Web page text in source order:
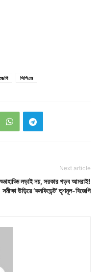
সিপিএম
Next article
লড়াই নয়, সরকার গড়ব আমরাই!
সমীক্ষা উড়িয়ে ‘কনফিডেন্ট’ তৃণমূল-বিজেপি